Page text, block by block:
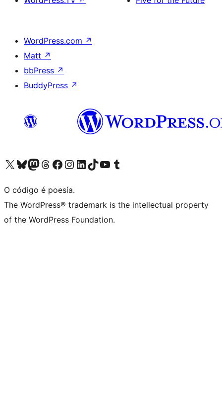
WordPress.com ↗
Matt ↗
bbPress ↗
BuddyPress ↗
Visita la cuenta de X (anteriormente Twitter)
Visita a nosa conta de Bluesky
Visita a nosa conta de Mastodon
Visita a nosa conta de Threads
Visita a nosa páxina de Facebook
Visita a nosa conta de Instagram
Visita a nosa conta de LinkedIn
Visita a nosa conta de TikTok
Visita a nosa canle de YouTube
Visita a nosa conta de Tumblr
O código é poesía.
The WordPress® trademark is the intellectual property
of the WordPress Foundation.